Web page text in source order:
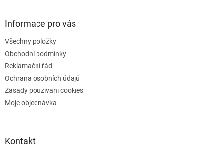
Informace pro vás
Všechny položky
Obchodní podmínky
Reklamační řád
Ochrana osobních údajů
Zásady používání cookies
Moje objednávka
Kontakt